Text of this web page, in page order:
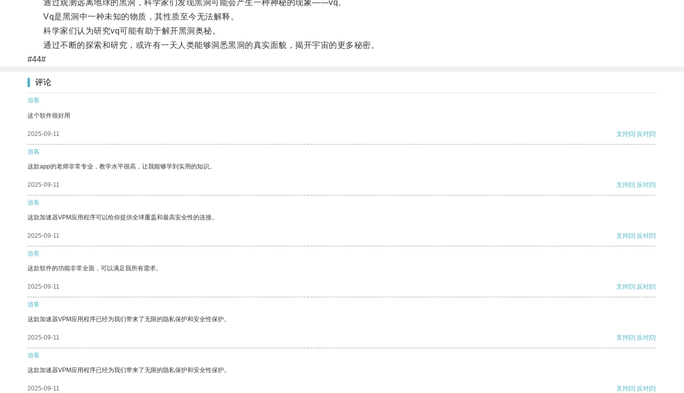
通过观测远离地球的黑洞，科学家们发现黑洞可能会产生一种神秘的现象——vq。
Vq是黑洞中一种未知的物质，其性质至今无法解释。
科学家们认为研究vq可能有助于解开黑洞奥秘。
通过不断的探索和研究，或许有一天人类能够洞悉黑洞的真实面貌，揭开宇宙的更多秘密。
#44#
评论
游客
这个软件很好用
2025-09-11 支持[0] 反对[0]
游客
这款app的老师非常专业，教学水平很高，让我能够学到实用的知识。
2025-09-11 支持[0] 反对[0]
游客
这款加速器VPM应用程序可以给你提供全球覆盖和最高安全性的连接。
2025-09-11 支持[0] 反对[0]
游客
这款软件的功能非常全面，可以满足我所有需求。
2025-09-11 支持[0] 反对[0]
游客
这款加速器VPM应用程序已经为我们带来了无限的隐私保护和安全性保护。
2025-09-11 支持[0] 反对[0]
游客
这款加速器VPM应用程序已经为我们带来了无限的隐私保护和安全性保护。
2025-09-11 支持[0] 反对[0]